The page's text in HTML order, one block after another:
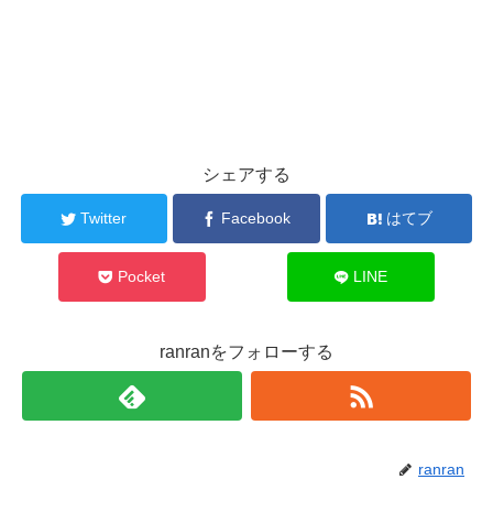
シェアする
Twitter Facebook はてブ
Pocket LINE
ranranをフォローする
ranran